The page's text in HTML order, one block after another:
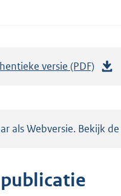
versie (PDF)
a
als Webversie. Bekijk de